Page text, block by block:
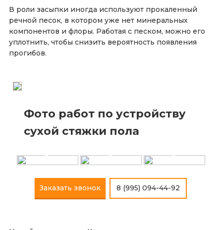
В роли засыпки иногда используют прокаленный
речной песок, в котором уже нет минеральных
компонентов и флоры. Работая с песком, можно его
уплотнить, чтобы снизить вероятность появления
прогибов.
Фото работ по устройству
сухой стяжки пола
+ + +
Заказать звонок 8 (995) 094-44-92